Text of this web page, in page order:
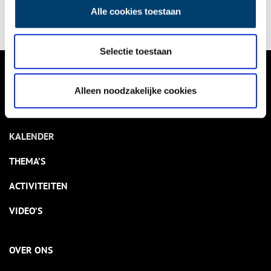
Alle cookies toestaan
Selectie toestaan
Alleen noodzakelijke cookies
NIEUWS
KALENDER
THEMA’S
ACTIVITEITEN
VIDEO’S
OVER ONS